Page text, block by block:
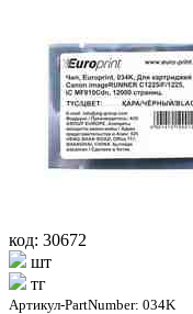
код: 30672
шт
тг
Артикул-PartNumber: 034K